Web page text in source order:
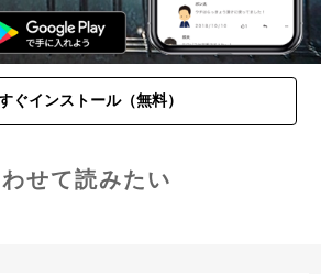
ぐインストール（無料）
せて読みたい